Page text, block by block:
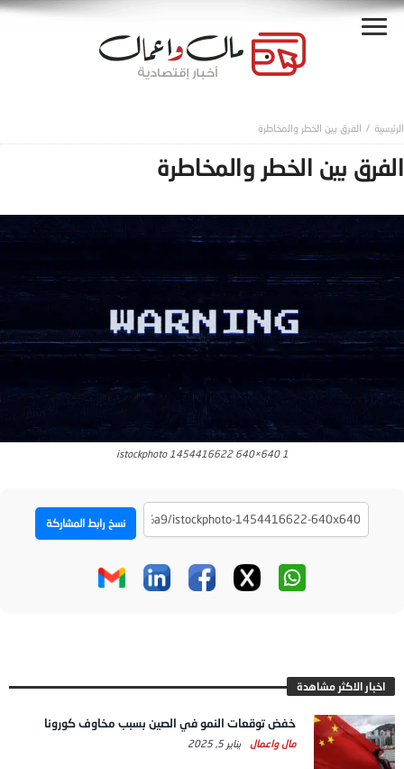
الفرق بين الخطر والمخاطرة
الفرق بين الخطر والمخاطرة
istockphoto 1454416622 640×640 1
نسخ رابط المشاركة
اخبار الاكثر مشاهدة
خفض توقعات النمو في الصين بسبب مخاوف كورونا
مال واعمال يناير 5, 2025